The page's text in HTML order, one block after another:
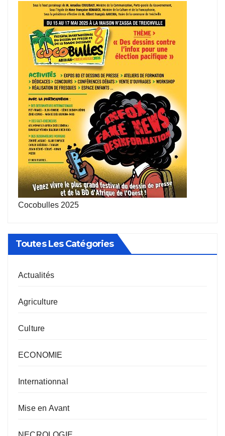
Cocobulles 2025
Toutes Les Catégories
Actualités
Agriculture
Culture
ECONOMIE
Internationnal
Mise en Avant